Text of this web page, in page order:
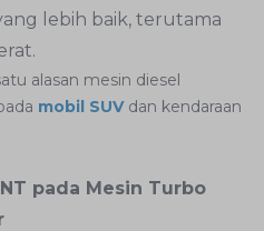
lebih baik, terutama
alasan mesin diesel
mobil SUVdan kendaraan
pada Mesin Turbo